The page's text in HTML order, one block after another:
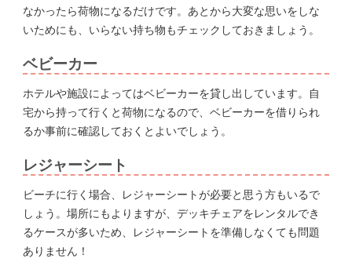
なかったら荷物になるだけです。あとから大変な思いをしな
いためにも、いらない持ち物もチェックしておきましょう。
ベビーカー
ホテルや施設によってはベビーカーを貸し出しています。自
宅から持って行くと荷物になるので、ベビーカーを借りられ
るか事前に確認しておくとよいでしょう。
レジャーシート
ビーチに行く場合、レジャーシートが必要と思う方もいるで
しょう。場所にもよりますが、デッキチェアをレンタルでき
るケースが多いため、レジャーシートを準備しなくても問題
ありません！